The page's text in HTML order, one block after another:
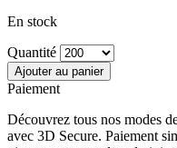
En stock
Quantité
Ajouter au panier
Paiement
Découvrez tous nos modes
avec 3D Secure. Paiement